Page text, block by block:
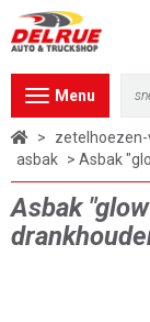
Toggle
Menu
>
asbak > Asbak
Asbak